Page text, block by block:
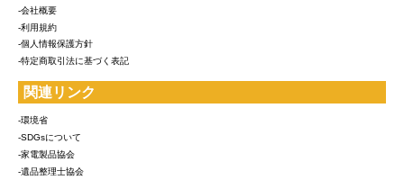
-会社概要
-利用規約
-個人情報保護方針
-特定商取引法に基づく表記
関連リンク
-環境省
-SDGsについて
-家電製品協会
-遺品整理士協会